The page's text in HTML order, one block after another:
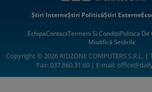
Știri InterneȘtiri PoliticăȘtiri Externe
EchipaContactTermeni Si CondițiiPolitica
Modifică Setările
Copyright © 2026 RIDZONE COMPUTERS S.R.L. |
Fax: 037.860.31.60 | E-mail: